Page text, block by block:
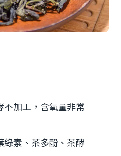
不加工，含氧量非常
綠素、茶多酚、茶酵